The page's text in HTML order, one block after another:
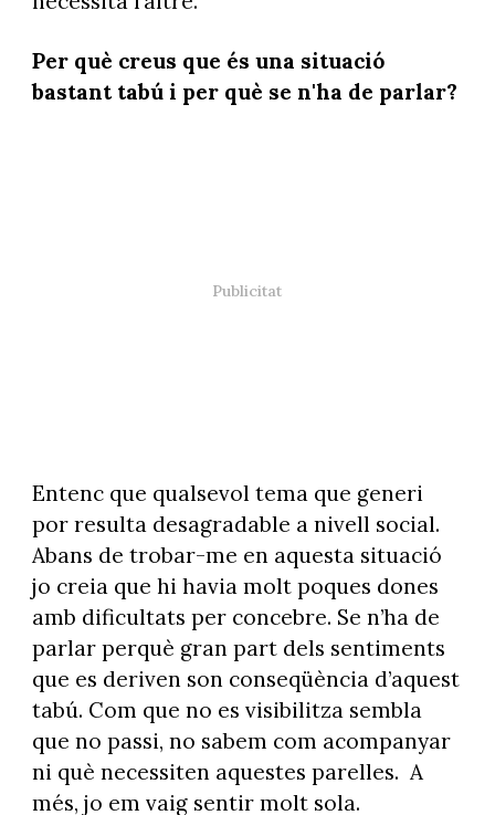
Per què creus que és una situació
bastant tabú i per què se n'ha de parlar?
Entenc que qualsevol tema que generi
por resulta desagradable a nivell social.
Abans de trobar-me en aquesta situació
jo creia que hi havia molt poques dones
amb dificultats per concebre. Se n’ha de
parlar perquè gran part dels sentiments
que es deriven son conseqüència d’aquest
tabú. Com que no es visibilitza sembla
que no passi, no sabem com acompanyar
ni què necessiten aquestes parelles. A
més, jo em vaig sentir molt sola.